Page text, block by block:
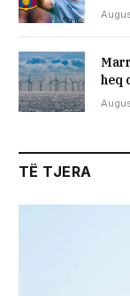
heq
TË TJERA